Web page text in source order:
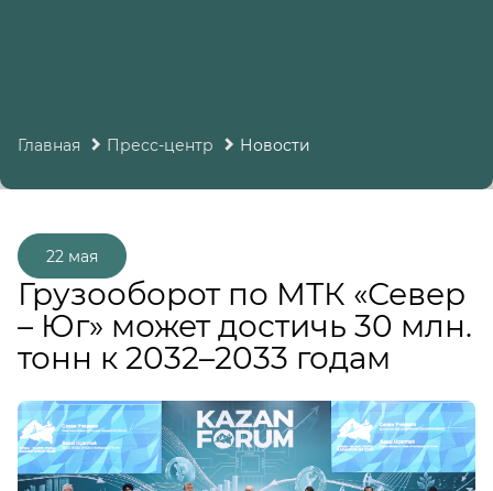
Главная Пресс-центр Новости
Грузооборот по МТК «Север
– Юг» может достичь 30 млн.
тонн к 2032–2033 годам
22 мая